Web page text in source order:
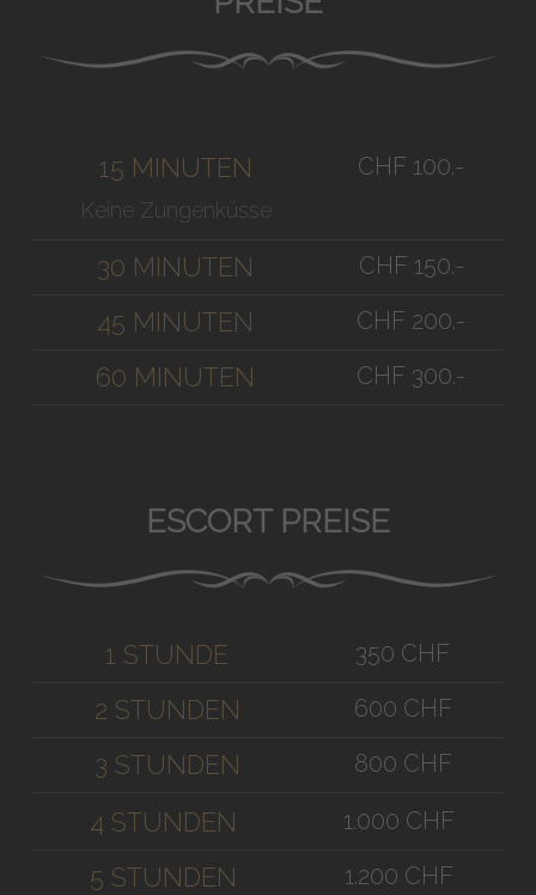
15 MINUTEN
Keine Zungenküsse
CHF 100.-
30 MINUTEN CHF 150.-
45 MINUTEN CHF 200.-
60 MINUTEN CHF 300.-
ESCORT PREISE
1 STUNDE 350 CHF
2 STUNDEN 600 CHF
3 STUNDEN 800 CHF
4 STUNDEN 1.000 CHF
5 STUNDEN 1.200 CHF